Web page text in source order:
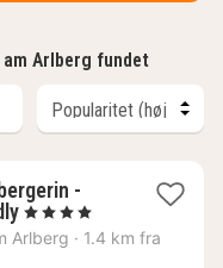
Arlberg fundet
-
1
nat
, 4 Stjerner
Arlberg · 1.4 km fra